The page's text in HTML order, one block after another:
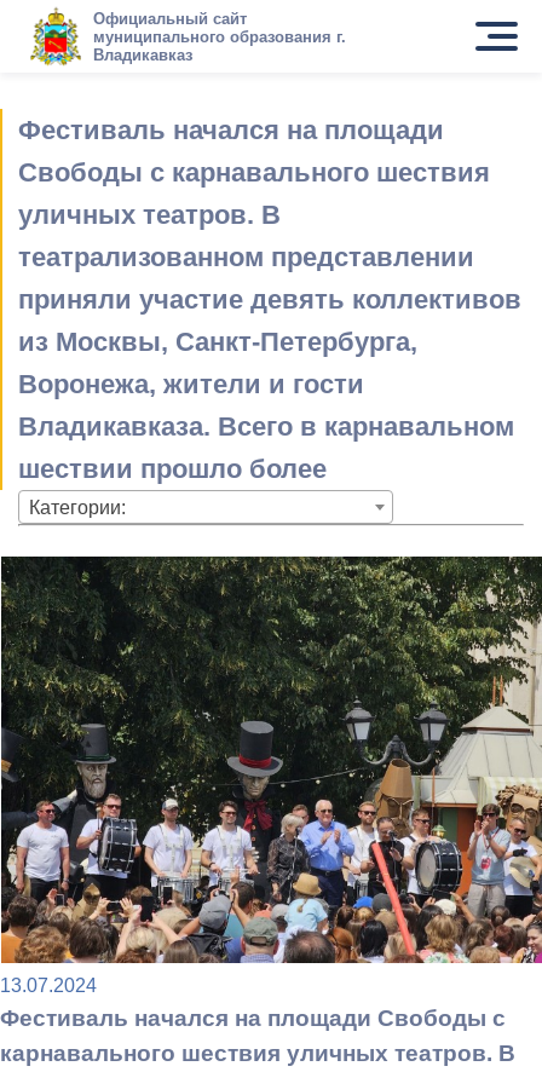
Официальный сайт
муниципального образования г.
Владикавказ
Фестиваль начался на площади
Свободы с карнавального шествия
уличных театров. В
театрализованном представлении
приняли участие девять коллективов
из Москвы, Санкт-Петербурга,
Воронежа, жители и гости
Владикавказа. Всего в карнавальном
шествии прошло более
Категории:
13.07.2024
Фестиваль начался на площади Свободы с
карнавального шествия уличных театров. В